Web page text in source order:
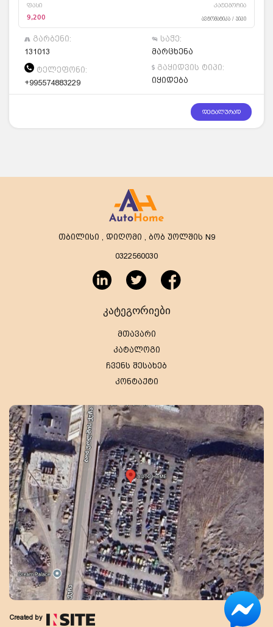
ფასი კატეგორია
9,200 ავტომატიკა / ჯიპი
გარბენი:
131013
საჭე:
მარცხენა
ტელეფონი:
+995574883229
გაყიდვის ტიპი:
იყიდება
დეტალურად
თბილისი , დიღომი , ბობ უოლშის N9
0322560030
კატეგორიები
მთავარი
კატალოგი
ჩვენს შესახებ
კონტაქტი
Created by